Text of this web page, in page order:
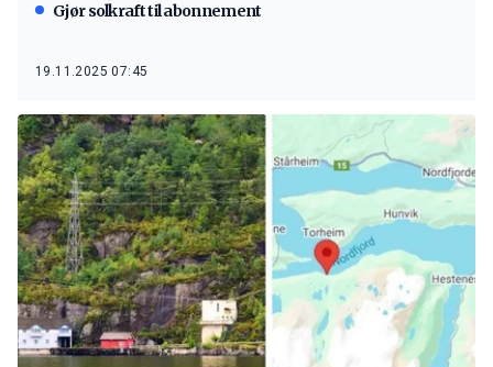
Gjør solkraft til abonnement
19.11.2025 07:45